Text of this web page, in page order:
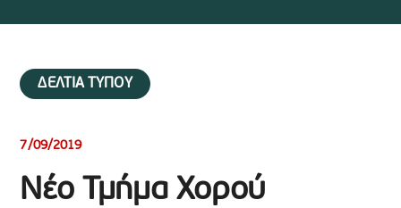
ΔΕΛΤΙΑ ΤΥΠΟΥ
7/09/2019
Νέο Τμήμα Χορού